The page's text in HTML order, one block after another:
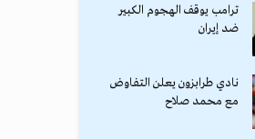
ترامب يوقف الهجوم الكبير
ضد إيران
نادي طرابزون يعلن التفاوض
مع محمد صلاح